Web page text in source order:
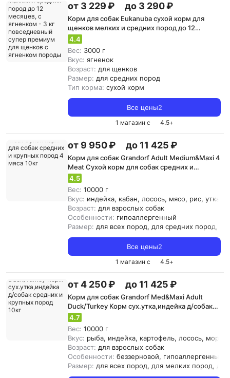
от 3 229 ₽ до 3 290 ₽
Корм для собак Eukanuba сухой корм для
щенков мелких и средних пород до 12
месяцев, с ягненком - 3 кг повседневный
супер премиум для щенков с ягненком
породы мелкого размера
4.4
Вес: 3000 г
Вкус: ягненок
Возраст: для щенков
Размер: для средних пород
Тип корма: сухой корм
Все цены2
1 магазин с 4.5+
от 9 950 ₽ до 11 425 ₽
Корм для собак Grandorf Adult Medium&Maxi 4
Meat Сухой корм для собак средних и
крупных пород 4 мяса 10кг
4.5
Вес: 10000 г
Вкус: индейка, кабан, лосось, мясо, рис, утка,
Возраст: для взрослых собак
Особенности: гипоаллергенный
Размер: для всех пород, для средних пород,
Все цены2
1 магазин с 4.5+
от 4 250 ₽ до 11 425 ₽
Корм для собак Grandorf Med&Maxi Adult
Duck/Turkey Корм сух.утка,индейка д/собак
средних и крупных пород 10кг
4.7
Вес: 10000 г
Вкус: рыба, индейка, картофель, лосось,
Возраст: для взрослых собак
Особенности: беззерновой, гипоаллергенный
Размер: для всех пород, для мелких пород,